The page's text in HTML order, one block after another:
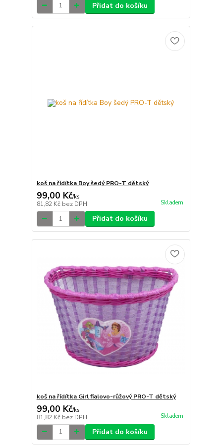
Přidat do košíku
koš na řídítka Boy šedý PRO-T dětský
99,00 Kč/ks
81,82 Kč bez DPH Skladem
Přidat do košíku
koš na řídítka Girl fialovo-růžový PRO-T dětský
99,00 Kč/ks
81,82 Kč bez DPH Skladem
Přidat do košíku